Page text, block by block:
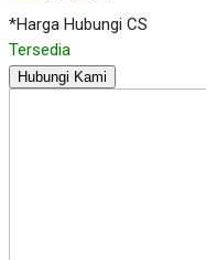
*Harga Hubungi CS
Tersedia
Hubungi Kami